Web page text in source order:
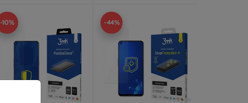
-10% -44%